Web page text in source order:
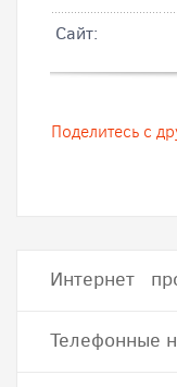
Cайт:
Поделитесь с
Интернет
Телефонные